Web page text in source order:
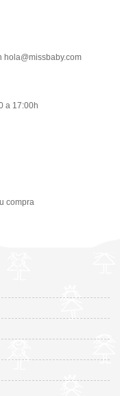
hola@missbaby.com
a 17:00h
compra